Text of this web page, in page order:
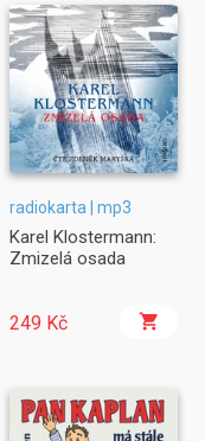
radiokarta | mp3
Karel Klostermann:
Zmizelá osada
249 Kč